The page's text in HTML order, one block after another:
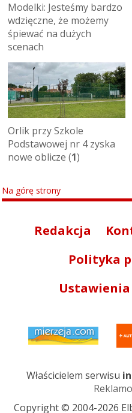
Modelki: Jesteśmy bardzo
wdzięczne, że możemy
śpiewać na dużych
scenach
Orlik przy Szkole
Podstawowej nr 4 zyska
nowe oblicze (1)
Na górę strony
Redakcja
Polityka
Właścicielem serwisu
Copyright © 2004-2026